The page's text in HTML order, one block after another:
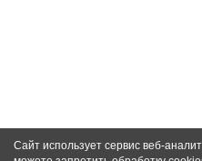
Сайт использует сервис веб-